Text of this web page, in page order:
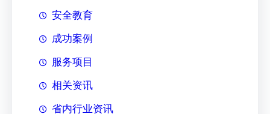
安全教育
成功案例
服务项目
相关资讯
省内行业资讯